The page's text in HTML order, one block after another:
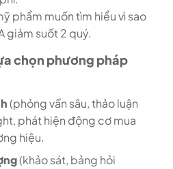
phẩm muốn tìm hiểu vì sao
giảm suốt 2 quý.
chọn phương pháp
(phỏng vấn sâu, thảo luận
phát hiện động cơ mua
hiệu.
(khảo sát, bảng hỏi